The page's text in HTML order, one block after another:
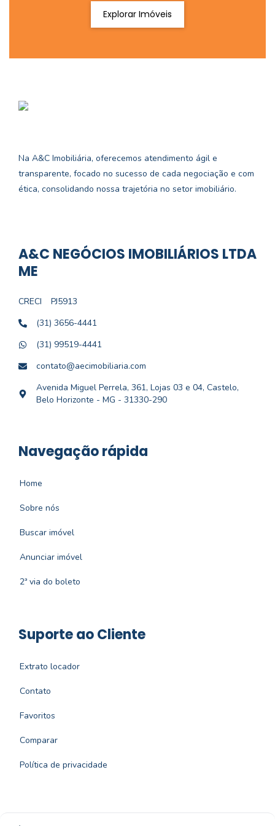
Explorar Imóveis
Na A&C Imobiliária, oferecemos atendimento ágil e
transparente, focado no sucesso de cada negociação e com
ética, consolidando nossa trajetória no setor imobiliário.
A&C NEGÓCIOS IMOBILIÁRIOS LTDA
ME
CRECI
PJ5913
(31) 3656-4441
(31) 99519-4441
contato@aecimobiliaria.com
Avenida Miguel Perrela, 361, Lojas 03 e 04, Castelo,
Belo Horizonte - MG - 31330-290
Navegação rápida
Home
Sobre nós
Buscar imóvel
Anunciar imóvel
2ª via do boleto
Suporte ao Cliente
Extrato locador
Contato
Favoritos
Comparar
Política de privacidade